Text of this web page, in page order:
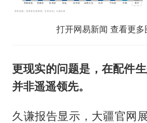
打开网易新闻 查看更多
更现实的问题是，在配件
并非遥遥领先。
久谦报告显示，大疆官网